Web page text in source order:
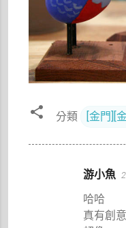
分類 [金門][
游小魚
哈哈
真有創